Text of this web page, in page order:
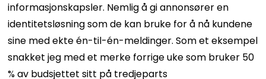
informasjonskapsler. Nemlig å gi annonsører en
identitetsløsning som de kan bruke for å nå kundene
sine med ekte én-til-én-meldinger. Som et eksempel
snakket jeg med et merke forrige uke som bruker 50
% av budsjettet sitt på tredjeparts